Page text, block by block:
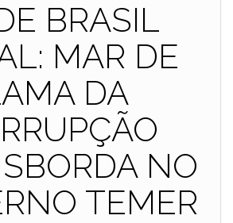
BRASIL
MAR DE
DA
NO
TEMER